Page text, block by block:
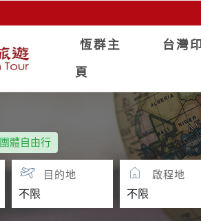
恆群主
頁
台灣
團體自由行
目的地 啟程地